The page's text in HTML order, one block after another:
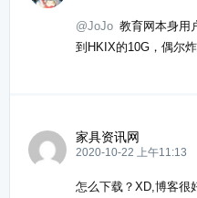
@JoJo 教育网本身用
到HKIX的10G，偶尔
家具资讯网
2020-10-22 上午11:13
怎么下载？XD,博客很